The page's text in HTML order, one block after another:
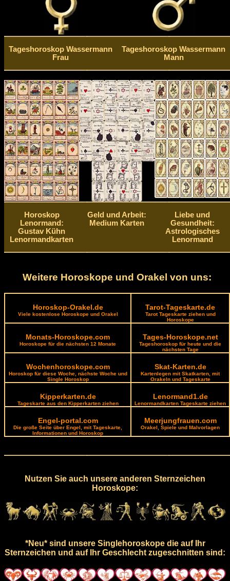
Tageshoroskop Wassermann
Frau
Tageshoroskop Wassermann
Mann
Horoskop
Lenormand:
Gustav Kühn
Lenormandkarten
Geld und Arbeit:
Medium Karten
Liebe und
Gesundheit:
Astrologisches
Lenormand
Weitere Horoskope und Orakel von uns:
Horoskop-Orakel.de
Viele kostenlose Horoskope und Orakel
Tarot-Tageskarte.de
Tarot Tageskarte ziehen und
Horoskope
Monats-Horoskope.com
Horoskope für die nächsten 12 Monate
Tages-Horoskope.net
Tageshoroskop für heute und die
nächsten Tage
Wochenhoroskope.com
Horoskop für diese Woche, nächste Woche und
Single Horoskop
Skat-Karten.de
Kartenlegen mit Skatkarten, mit
Orakeln und Tageskarte
Kipperkarten.de
Tageskarte aus den Kipperkarten ziehen
Lenormand1.de
Lenormandkarten Tageskarte ziehen
Engel-portal.com
Die große Seite über Engel, mit Tageskarte,
Informationen und Horoskop
Meerjungfrauen.com
Orakel, Spiele und Malvorlagen
Nutzen Sie auch unsere anderen Sternzeichen
Horoskope:
*Neu* sind unsere Singlehoroskope die auf Ihr
Sternzeichen und auf Ihr Geschlecht zugeschnitten sind: